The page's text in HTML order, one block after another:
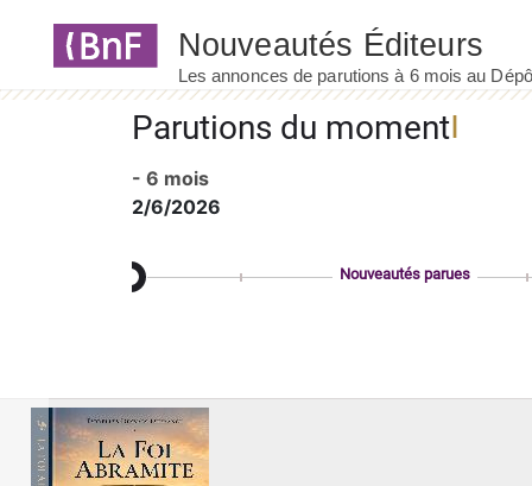
Parutions du moment
- 6 mois
2/6/2026
Nouveautés parues